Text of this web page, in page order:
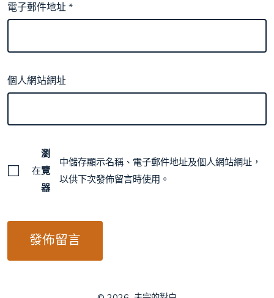
電子郵件地址*
個人網站網址
在
瀏
覽
器
中儲存顯示名稱、電子郵件地址及個人網站網址，
以供下次發佈留言時使用。